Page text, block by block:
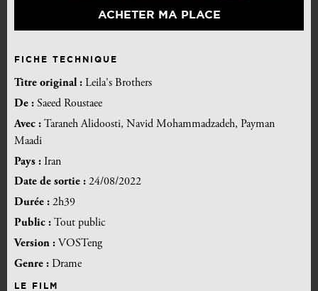
ACHETER MA PLACE
FICHE TECHNIQUE
Titre original : Leila's Brothers
De : Saeed Roustaee
Avec : Taraneh Alidoosti, Navid Mohammadzadeh, Payman
Maadi
Pays : Iran
Date de sortie : 24/08/2022
Durée : 2h39
Public : Tout public
Version : VOSTeng
Genre : Drame
LE FILM